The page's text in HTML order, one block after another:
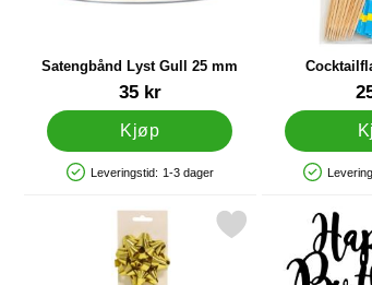
Satengbånd Lyst Gull 25 mm
Varenummer 26131
35 kr
Kjøp
Produkttilgjengelighet: På lager
Leveringstid: 1-3 dager
Varenummer
Merk gavesnor Rosett Sett Gull som
Merk